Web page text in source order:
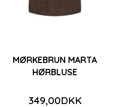
MØRKEBRUN MARTA
HØRBLUSE
349,00DKK